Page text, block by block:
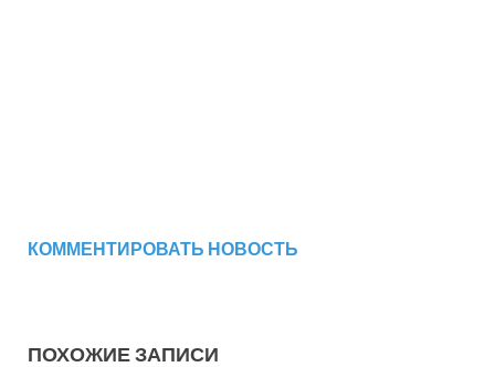
КОММЕНТИРОВАТЬ НОВОСТЬ
ПОХОЖИЕ ЗАПИСИ